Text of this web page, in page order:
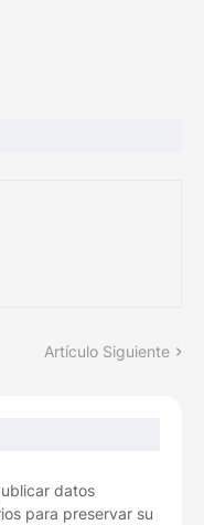
Artículo Siguiente
datos
para preservar su